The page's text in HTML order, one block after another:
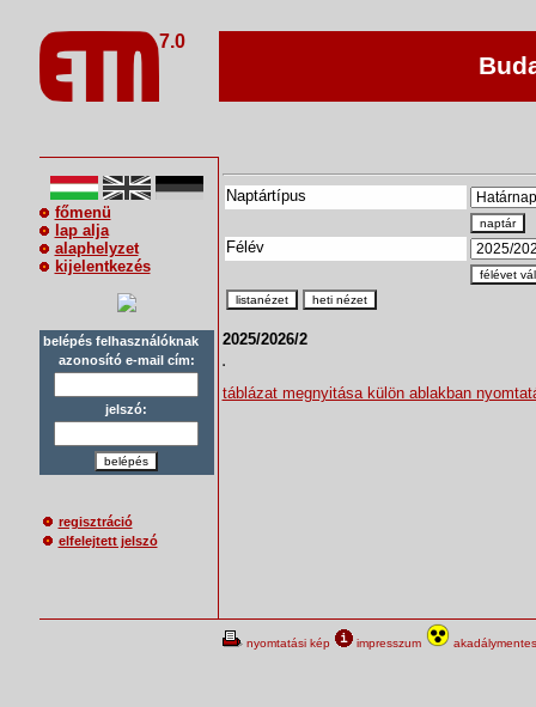
7.0
főmenü
lap alja
alaphelyzet
kijelentkezés
belépés felhasználóknak
azonosító e-mail cím:
jelszó:
belépés
regisztráció
elfelejtett jelszó
Naptártípus
naptár
Félév
félévet
listanézet
heti nézet
2025/2026/2
táblázat megnyitása külön ablakban
nyomtatási kép impresszum